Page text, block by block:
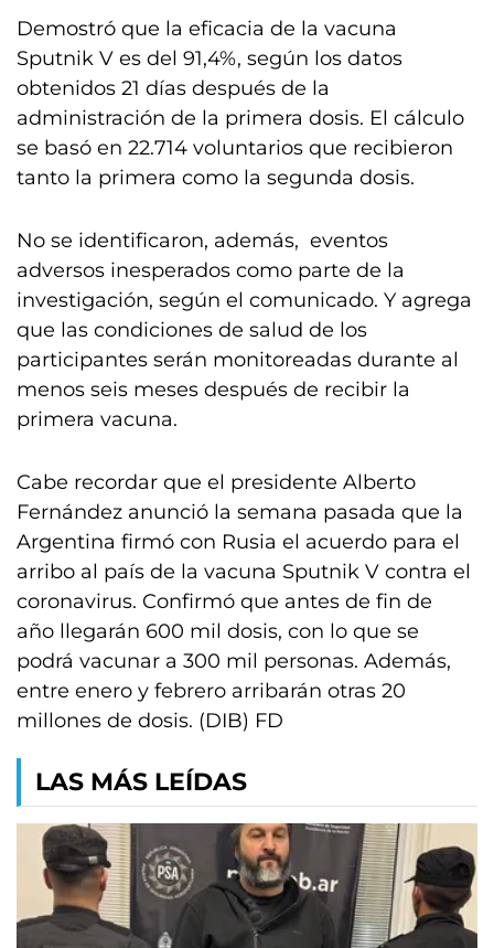
Demostró que la eficacia de la vacuna
Sputnik V es del 91,4%, según los datos
obtenidos 21 días después de la
administración de la primera dosis. El cálculo
se basó en 22.714 voluntarios que recibieron
tanto la primera como la segunda dosis.
No se identificaron, además, eventos
adversos inesperados como parte de la
investigación, según el comunicado. Y agrega
que las condiciones de salud de los
participantes serán monitoreadas durante al
menos seis meses después de recibir la
primera vacuna.
Cabe recordar que el presidente Alberto
Fernández anunció la semana pasada que la
Argentina firmó con Rusia el acuerdo para el
arribo al país de la vacuna Sputnik V contra el
coronavirus. Confirmó que antes de fin de
año llegarán 600 mil dosis, con lo que se
podrá vacunar a 300 mil personas. Además,
entre enero y febrero arribarán otras 20
millones de dosis. (DIB) FD
LAS MÁS LEÍDAS